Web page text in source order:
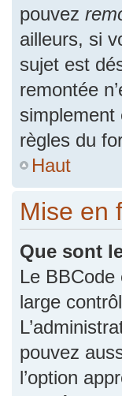
pouvez
ailleurs, si
sujet est
remontée
simplement
règles du
Haut
Mise en
Que sont
Le
large
pouvez
l’option